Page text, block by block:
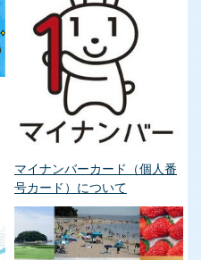
マイナンバーカード（個人番
号カード）について